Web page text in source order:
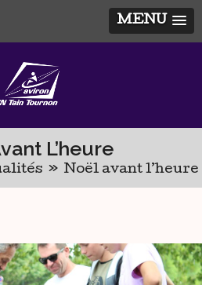
MENU
L’heure
» Noël avant l’heure